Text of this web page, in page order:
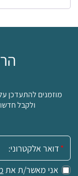
מוזמנים להתעדכן
ולקבל
אימייל:
אני מאשר/ת את